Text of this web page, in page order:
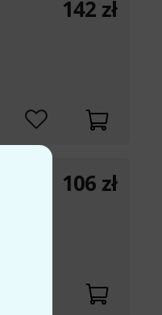
142 zł
106 zł